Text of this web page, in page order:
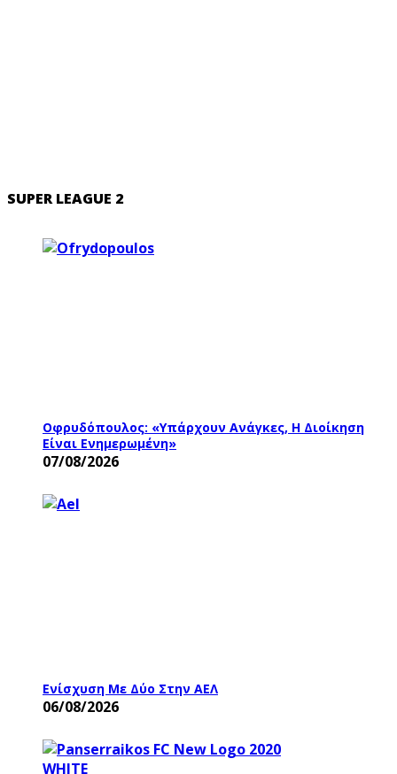
SUPER LEAGUE 2
Οφρυδόπουλος: «Υπάρχουν Ανάγκες, Η Διοίκηση
Είναι Ενημερωμένη»
07/08/2026
Ενίσχυση Με Δύο Στην ΑΕΛ
06/08/2026